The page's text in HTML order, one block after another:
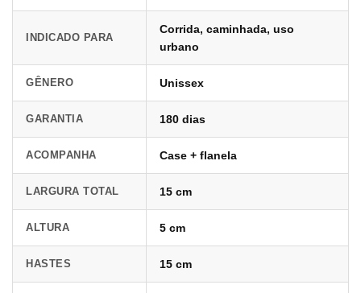
INDICADO PARA
Corrida, caminhada, uso
urbano
GÊNERO Unissex
GARANTIA 180 dias
ACOMPANHA Case + flanela
LARGURA TOTAL 15 cm
ALTURA 5 cm
HASTES 15 cm